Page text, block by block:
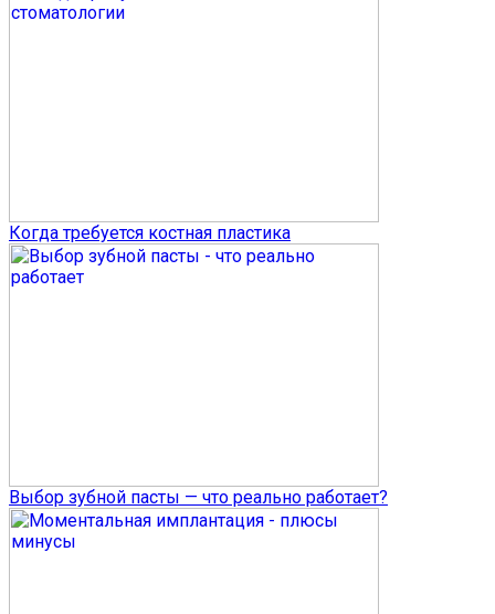
Когда требуется костная пластика
Выбор зубной пасты — что реально работает?